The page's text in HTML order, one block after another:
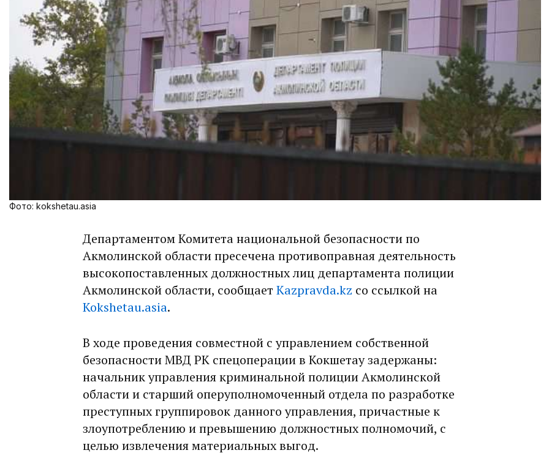
Фото: kokshetau.asia
Департаментом Комитета национальной безопасности по
Акмолинской области пресечена противоправная деятельность
высокопоставленных должностных лиц департамента полиции
Акмолинской области, сообщает Kazpravda.kz со ссылкой на
Kokshetau.asia.
В ходе проведения совместной с управлением собственной
безопасности МВД РК спецоперации в Кокшетау задержаны:
начальник управления криминальной полиции Акмолинской
области и старший оперуполномоченный отдела по разработке
преступных группировок данного управления, причастные к
злоупотреблению и превышению должностных полномочий, с
целью извлечения материальных выгод.